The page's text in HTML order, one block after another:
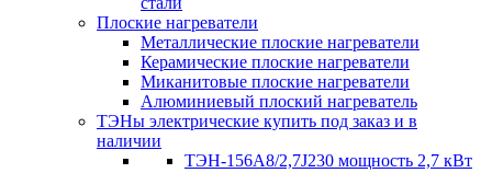
Плоские нагреватели
Металлические плоские нагреватели
Керамические плоские нагреватели
Миканитовые плоские нагреватели
Алюминиевый плоский нагреватель
ТЭНы электрические купить под заказ и в
наличии
ТЭН-156А8/2,7J230 мощность 2,7 кВт